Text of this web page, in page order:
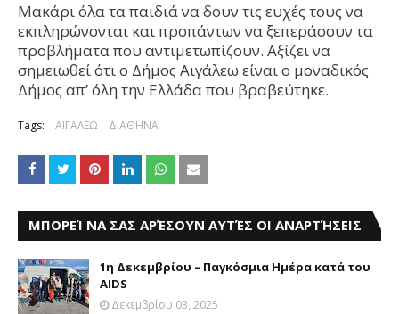
Μακάρι όλα τα παιδιά να δουν τις ευχές τους να
εκπληρώνονται και προπάντων να ξεπεράσουν τα
προβλήματα που αντιμετωπίζουν. Αξίζει να
σημειωθεί ότι ο Δήμος Αιγάλεω είναι ο μοναδικός
Δήμος απ’ όλη την Ελλάδα που βραβεύτηκε.
Tags: ΑΙΓΑΛΕΩ Δ.ΑΘΗΝΑ
ΜΠΟΡΕΊ ΝΑ ΣΑΣ ΑΡΈΣΟΥΝ ΑΥΤΈΣ ΟΙ ΑΝΑΡΤΉΣΕΙΣ
1η Δεκεμβρίου – Παγκόσμια Ημέρα κατά του
AIDS
Δεκεμβρίου 03, 2025